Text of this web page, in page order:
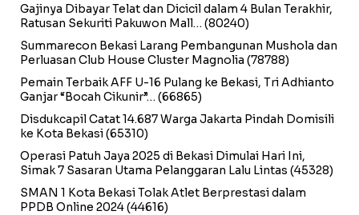
Gajinya Dibayar Telat dan Dicicil dalam 4 Bulan Terakhir,
Ratusan Sekuriti Pakuwon Mall… (80240)
Summarecon Bekasi Larang Pembangunan Mushola dan
Perluasan Club House Cluster Magnolia (78788)
Pemain Terbaik AFF U-16 Pulang ke Bekasi, Tri Adhianto
Ganjar “Bocah Cikunir”… (66865)
Disdukcapil Catat 14.687 Warga Jakarta Pindah Domisili
ke Kota Bekasi(65310)
Operasi Patuh Jaya 2025 di Bekasi Dimulai Hari Ini,
Simak 7 Sasaran Utama Pelanggaran Lalu Lintas (45328)
SMAN 1 Kota Bekasi Tolak Atlet Berprestasi dalam
PPDB Online 2024(44616)